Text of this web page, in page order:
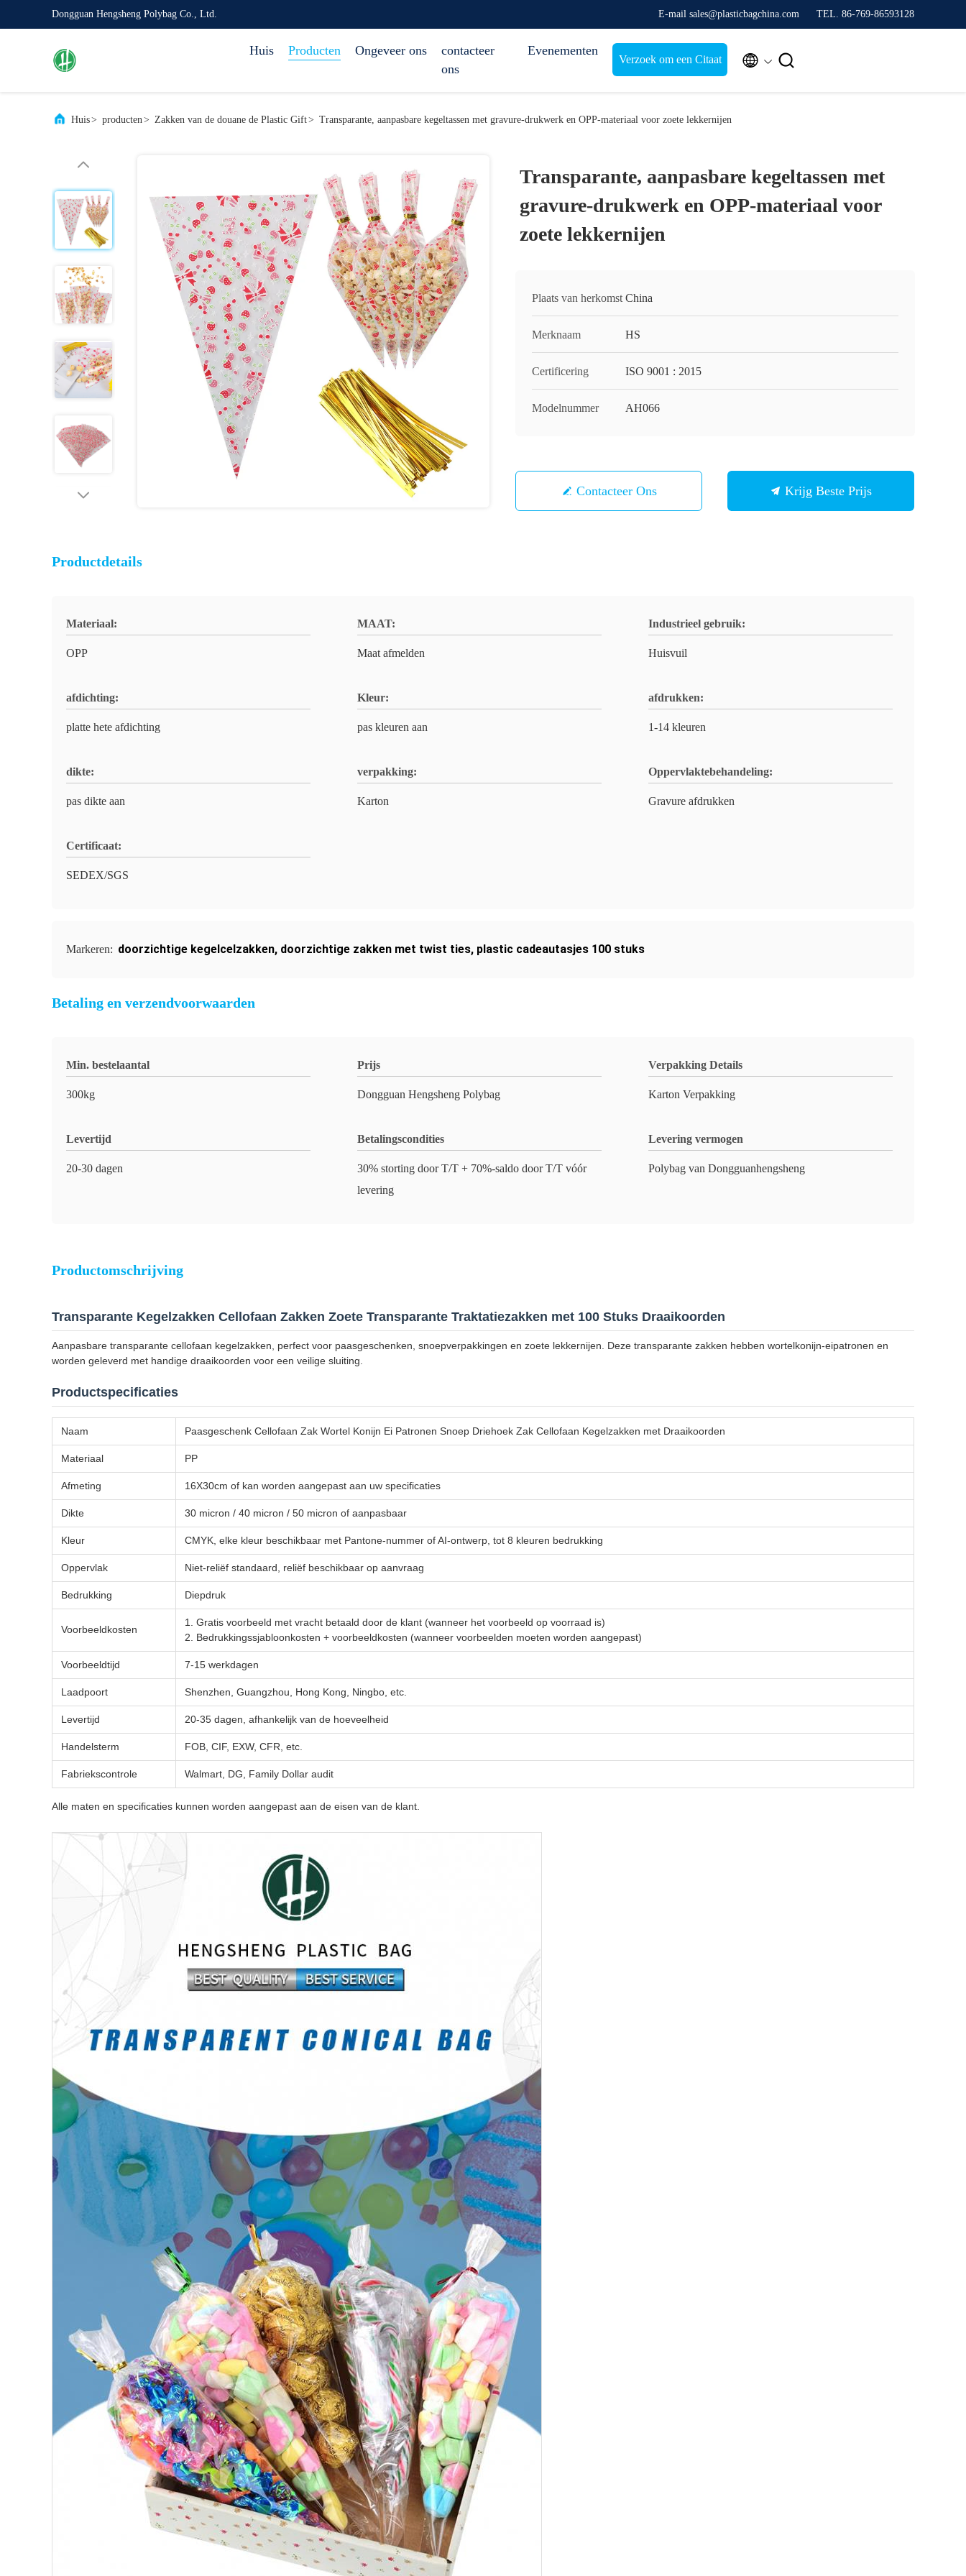
Dongguan Hengsheng Polybag Co., Ltd. E-mail sales@plasticbagchina.com TEL. 86-769-86593128
Huis Producten Ongeveer ons
contacteer
ons
Evenementen
Verzoek om een Citaat  
Huis> producten> Zakken van de douane de Plastic Gift> Transparante, aanpasbare kegeltassen met gravure-drukwerk en OPP-materiaal voor zoete lekkernijen
Transparante, aanpasbare kegeltassen met
gravure-drukwerk en OPP-materiaal voor
zoete lekkernijen
Plaats van herkomst China
Merknaam HS
Certificering ISO 9001 : 2015
Modelnummer AH066
Contacteer Ons Krijg Beste Prijs
Productdetails
Materiaal:
OPP
MAAT:
Maat afmelden
Industrieel gebruik:
Huisvuil
afdichting:
platte hete afdichting
Kleur:
pas kleuren aan
afdrukken:
1-14 kleuren
dikte:
pas dikte aan
verpakking:
Karton
Oppervlaktebehandeling:
Gravure afdrukken
Certificaat:
SEDEX/SGS
Markeren: doorzichtige kegelcelzakken, doorzichtige zakken met twist ties, plastic cadeautasjes 100 stuks
Betaling en verzendvoorwaarden
Min. bestelaantal
300kg
Prijs
Dongguan Hengsheng Polybag
Verpakking Details
Karton Verpakking
Levertijd
20-30 dagen
Betalingscondities
30% storting door T/T + 70%-saldo door T/T vóór
levering
Levering vermogen
Polybag van Dongguanhengsheng
Productomschrijving
Transparante Kegelzakken Cellofaan Zakken Zoete Transparante Traktatiezakken met 100 Stuks Draaikoorden
Aanpasbare transparante cellofaan kegelzakken, perfect voor paasgeschenken, snoepverpakkingen en zoete lekkernijen. Deze transparante zakken hebben wortelkonijn-eipatronen en
worden geleverd met handige draaikoorden voor een veilige sluiting.
Productspecificaties
Naam Paasgeschenk Cellofaan Zak Wortel Konijn Ei Patronen Snoep Driehoek Zak Cellofaan Kegelzakken met Draaikoorden
Materiaal PP
Afmeting 16X30cm of kan worden aangepast aan uw specificaties
Dikte 30 micron / 40 micron / 50 micron of aanpasbaar
Kleur CMYK, elke kleur beschikbaar met Pantone-nummer of AI-ontwerp, tot 8 kleuren bedrukking
Oppervlak Niet-reliëf standaard, reliëf beschikbaar op aanvraag
Bedrukking Diepdruk
Voorbeeldkosten
1. Gratis voorbeeld met vracht betaald door de klant (wanneer het voorbeeld op voorraad is)
2. Bedrukkingssjabloonkosten + voorbeeldkosten (wanneer voorbeelden moeten worden aangepast)
Voorbeeldtijd 7-15 werkdagen
Laadpoort Shenzhen, Guangzhou, Hong Kong, Ningbo, etc.
Levertijd 20-35 dagen, afhankelijk van de hoeveelheid
Handelsterm FOB, CIF, EXW, CFR, etc.
Fabriekscontrole Walmart, DG, Family Dollar audit
Alle maten en specificaties kunnen worden aangepast aan de eisen van de klant.